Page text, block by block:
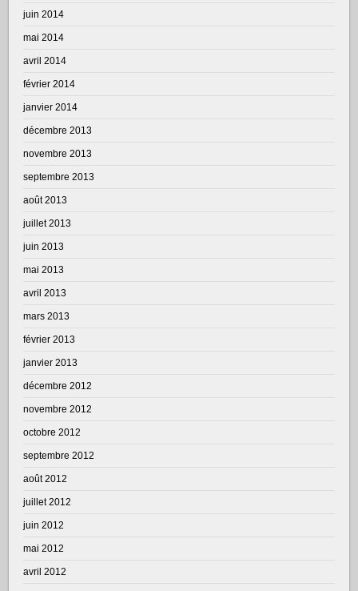
juin 2014
mai 2014
avril 2014
février 2014
janvier 2014
décembre 2013
novembre 2013
septembre 2013
août 2013
juillet 2013
juin 2013
mai 2013
avril 2013
mars 2013
février 2013
janvier 2013
décembre 2012
novembre 2012
octobre 2012
septembre 2012
août 2012
juillet 2012
juin 2012
mai 2012
avril 2012